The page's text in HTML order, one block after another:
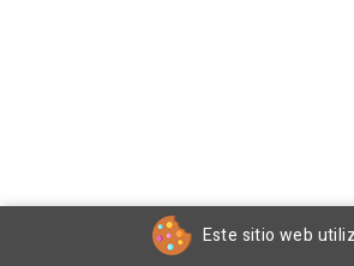
Este sitio web